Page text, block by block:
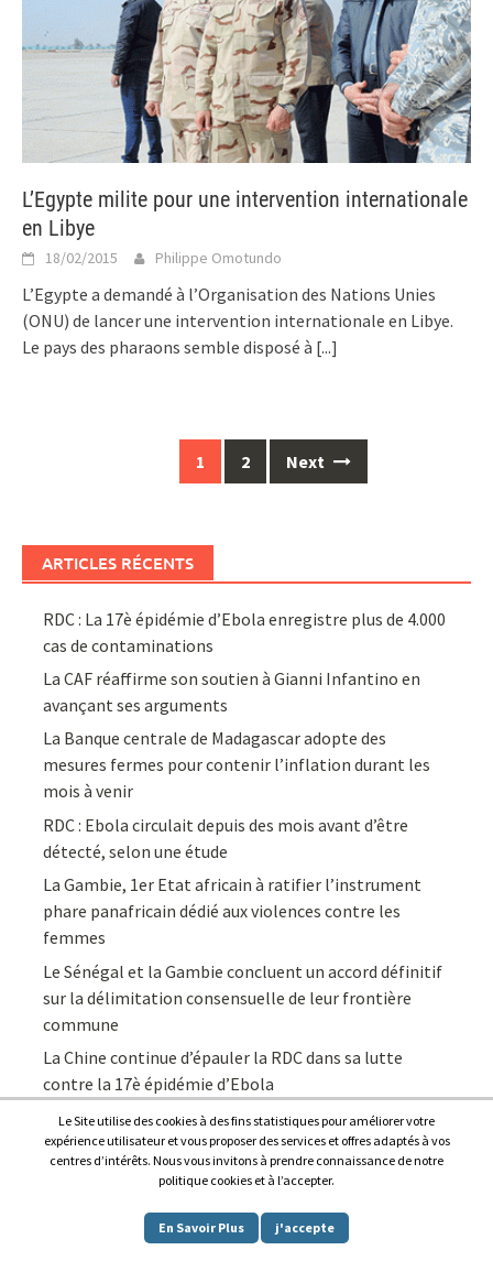
L’Egypte milite pour une intervention internationale
en Libye
18/02/2015 Philippe Omotundo
L’Egypte a demandé à l’Organisation des Nations Unies
(ONU) de lancer une intervention internationale en Libye.
Le pays des pharaons semble disposé à [...]
1 2 Next
ARTICLES RÉCENTS
RDC : La 17è épidémie d’Ebola enregistre plus de 4.000
cas de contaminations
La CAF réaffirme son soutien à Gianni Infantino en
avançant ses arguments
La Banque centrale de Madagascar adopte des
mesures fermes pour contenir l’inflation durant les
mois à venir
RDC : Ebola circulait depuis des mois avant d’être
détecté, selon une étude
La Gambie, 1er Etat africain à ratifier l’instrument
phare panafricain dédié aux violences contre les
femmes
Le Sénégal et la Gambie concluent un accord définitif
sur la délimitation consensuelle de leur frontière
commune
La Chine continue d’épauler la RDC dans sa lutte
contre la 17è épidémie d’Ebola
Afrique7, l’info du continent en continu
Proudly powered by WordPress.| Theme: Awaken by
Le Site utilise des cookies à des fins statistiques pour améliorer votre
expérience utilisateur et vous proposer des services et offres adaptés à vos
centres d’intérêts. Nous vous invitons à prendre connaissance de notre
politique cookies et à l’accepter.
En Savoir Plus j'accepte